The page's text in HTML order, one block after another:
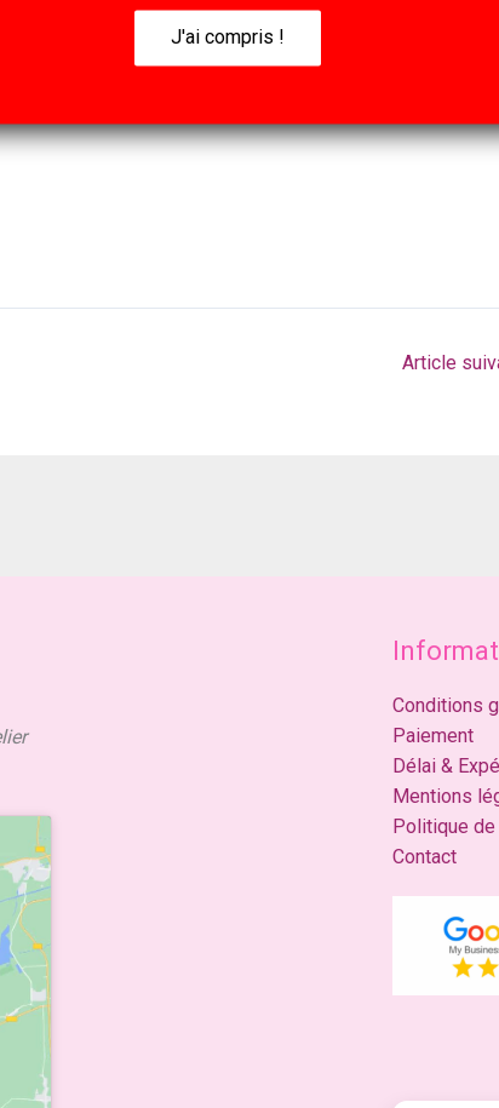
J'ai compris !
Article
Conditions
Paiement
Délai &
Mentions
Politique
Contact